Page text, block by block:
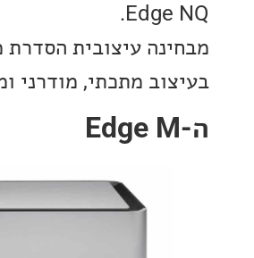
עיצובית הסדרת מאופיינת
מתכתי, מודרני